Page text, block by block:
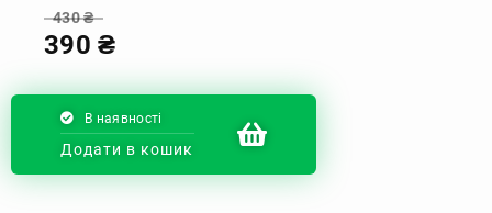
430₴
390₴
В наявності
Додати в кошик